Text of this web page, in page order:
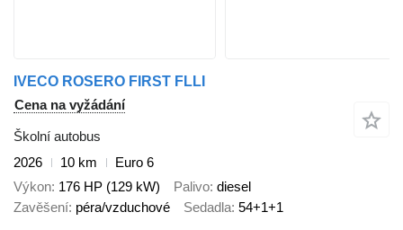
IVECO ROSERO FIRST FLLI
Cena na vyžádání
Školní autobus
2026
10 km
Euro 6
Výkon 176 HP (129 kW) Palivo diesel
Zavěšení péra/vzduchové Sedadla 54+1+1